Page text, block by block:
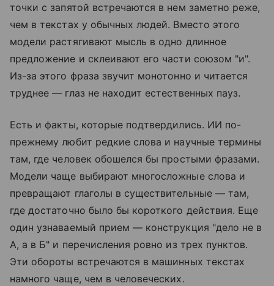
точки с запятой встречаются в нем заметно реже,
чем в текстах у обычных людей. Вместо этого
модели растягивают мысль в одно длинное
предложение и склеивают его части союзом "и".
Из-за этого фраза звучит монотонно и читается
труднее — глаз не находит естественных пауз.
Есть и факты, которые подтвердились. ИИ по-
прежнему любит редкие слова и научные термины
там, где человек обошелся бы простыми фразами.
Модели чаще выбирают многосложные слова и
превращают глаголы в существительные — там,
где достаточно было бы короткого действия. Еще
один узнаваемый прием — конструкция "дело не в
А, а в Б" и перечисления ровно из трех пунктов.
Эти обороты встречаются в машинных текстах
намного чаще, чем в человеческих.